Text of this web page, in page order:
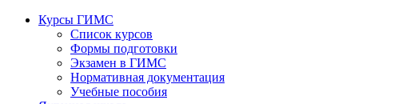
Курсы ГИМС
Список курсов
Формы подготовки
Экзамен в ГИМС
Нормативная документация
Учебные пособия